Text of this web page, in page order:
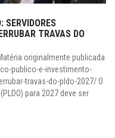
SERVIDORES
TRAVAS DO
originalmente publicada
publico-e-investimento-
travas-do-pldo-2027/ O
para 2027 deve ser